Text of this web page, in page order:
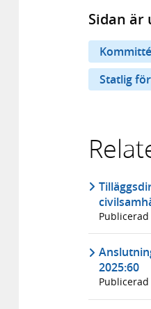
Sidan
Statlig
Publicerad
2025:60
Publicerad